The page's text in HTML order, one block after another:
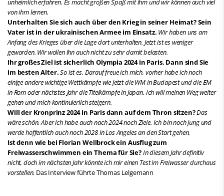
unheimlich erfahren. Es macht großen Spaß mit ihm und wir können auch viel
von ihm lernen.
Unterhalten Sie sich auch über den Krieg in seiner Heimat? Sein
Vater ist in der ukrainischen Armee im Einsatz. Wir haben uns am
Anfang des Krieges über die Lage dort unterhalten. Jetzt ist es weniger
geworden. Wir wollen ihn auch nicht zu sehr damit belasten.
Ihr großes Ziel ist sicherlich Olympia 2024 in Paris. Dann sind Sie
im besten Alter.So ist es. Darauf freue ich mich, vorher habe ich noch
einige andere wichtige Wettkämpfe wie jetzt die WM in Budapest und die EM
in Rom oder nächstes Jahr die Titelkämpfe in Japan. Ich will meinen Weg weiter
gehen und mich kontinuierlich steigern.
Will der Kronprinz 2024 in Paris dann auf dem Thron sitzen?Das
wäre schön. Aber ich habe auch nach 2024 noch Ziele. Ich bin noch jung und
werde hoffentlich auch noch 2028 in Los Angeles an den Start gehen.
Ist denn wie bei Florian Wellbrock ein Ausflug zum
Freiwasserschwimmen ein Thema für Sie?In diesem Jahr definitiv
nicht, doch im nächsten Jahr könnte ich mir einen Test im Freiwasser durchaus
vorstellen. Das Interview führte Thomas Lelgemann